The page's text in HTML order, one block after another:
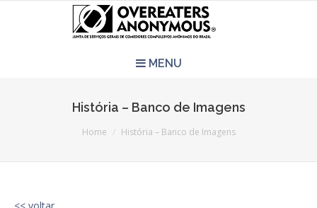
MENU
História – Banco de Imagens
Home História – Banco de Imagens